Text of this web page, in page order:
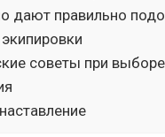
дают правильно
советы при выборе